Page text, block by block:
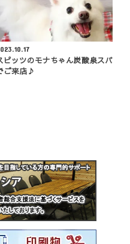
ピッツのモナちゃん炭酸泉スパ
ご来店♪